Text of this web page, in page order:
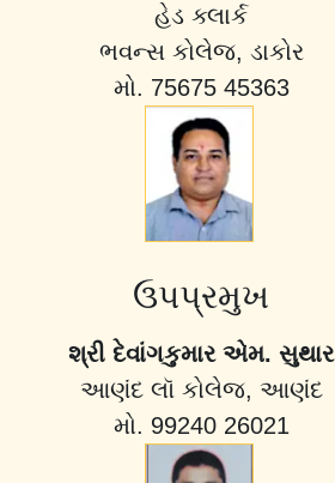
હેડ ક્લાર્ક
ભવન્સ કોલેજ, ડાકોર
મો. 75675 45363
ઉપપ્રમુખ
શ્રી દેવાંગકુમાર એમ. સુથાર
આણંદ લૉ કોલેજ, આણંદ
મો. 99240 26021